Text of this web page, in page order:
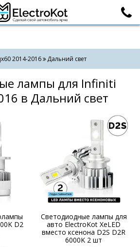
Поиск
2014-2016 Дальний свет
лампы для Infiniti
в Дальний свет
D2
Светодиодные лампы для
авто ElectroKot XeLED
вместо ксенона D2S D2R
6000K 2 шт